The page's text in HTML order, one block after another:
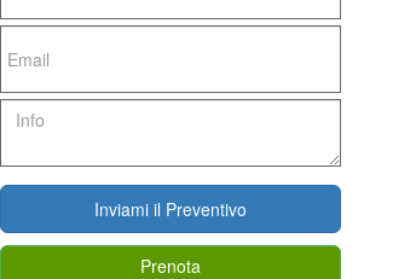
Prenota